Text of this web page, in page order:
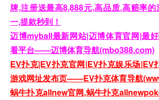
牌,注册送最高8,888元,高品质,高赔率
一,提款秒到！
迈博myball最新网站|迈博体育官网|最
看平台——迈博体育导航(mbo388.com)
EV扑克|EV扑克官网|EV扑克娱乐场|EV
游戏网址发布页——EV扑克体育导航
蜗牛扑克allnew官网,蜗牛扑克